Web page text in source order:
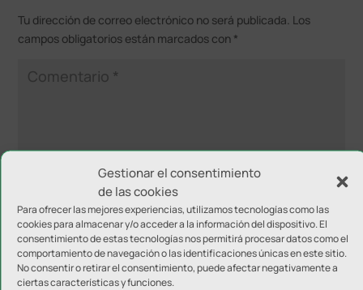
Gestionar el consentimiento
de las cookies
Para ofrecer las mejores experiencias, utilizamos tecnologías como las
cookies para almacenar y/o acceder a la información del dispositivo. El
consentimiento de estas tecnologías nos permitirá procesar datos como el
comportamiento de navegación o las identificaciones únicas en este sitio.
No consentir o retirar el consentimiento, puede afectar negativamente a
ciertas características y funciones.
Tu dirección de correo electrónico no será publicada. Los
campos obligatorios están marcados con *